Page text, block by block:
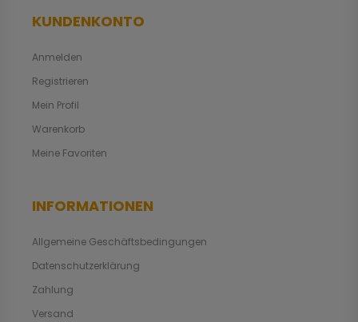
KUNDENKONTO
Anmelden
Registrieren
Mein Profil
Warenkorb
Meine Favoriten
INFORMATIONEN
Allgemeine Geschäftsbedingungen
Datenschutzerklärung
Zahlung
Versand